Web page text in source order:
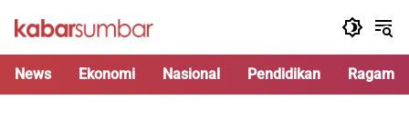
News Ekonomi Nasional Pendidikan Ragam